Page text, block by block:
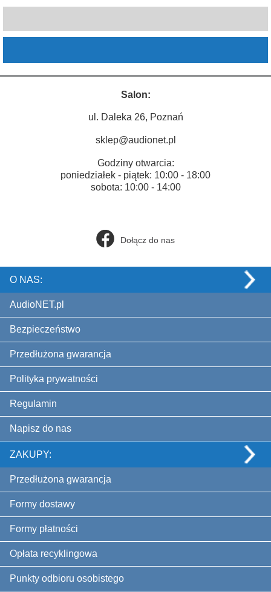
Salon:
ul. Daleka 26, Poznań
sklep@audionet.pl
Godziny otwarcia:
poniedziałek - piątek: 10:00 - 18:00
sobota: 10:00 - 14:00
Dołącz do nas
O NAS:
AudioNET.pl
Bezpieczeństwo
Przedłużona gwarancja
Polityka prywatności
Regulamin
Napisz do nas
ZAKUPY:
Przedłużona gwarancja
Formy dostawy
Formy płatności
Opłata recyklingowa
Punkty odbioru osobistego